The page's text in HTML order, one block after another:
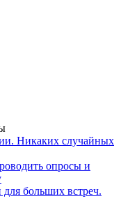
Никаких случайных
опросы и
больших встреч.